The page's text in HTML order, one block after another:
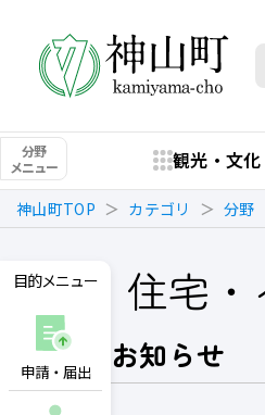
分野
メニュー
観光・文化
神山町TOP カテゴリ 分野
目的メニュー
申請・届出
住宅・
お知らせ